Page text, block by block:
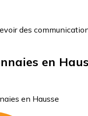
des
en
en Hausse